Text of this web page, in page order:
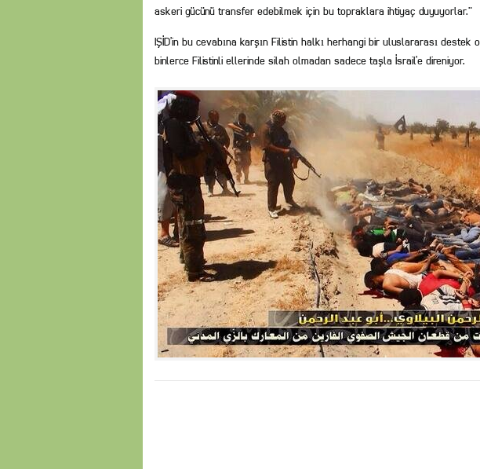
askeri gücünü transfer edebilmek için bu topraklara ihtiyaç duyuyorlar.¨
IŞİD’in bu cevabına karşın Filistin halkı herhangi bir uluslararası destek
binlerce Filistinli ellerinde silah olmadan sadece taşla İsrail’e direniyor.